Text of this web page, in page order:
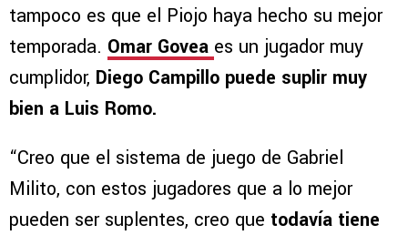
tampoco es que el Piojo haya hecho su mejor
temporada. Omar Govea es un jugador muy
cumplidor, Diego Campillo puede suplir muy
bien a Luis Romo.
“Creo que el sistema de juego de Gabriel
Milito, con estos jugadores que a lo mejor
pueden ser suplentes, creo que todavía tiene